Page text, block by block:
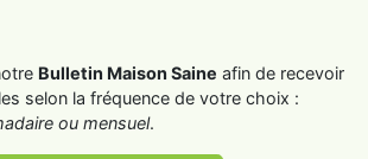
Bulletin Maison Saine afin de recevoir
selon la fréquence de votre choix :
ou mensuel.